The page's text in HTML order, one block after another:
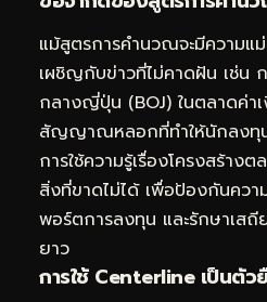
แม้สูตรการคำนวณจะมีความแ
เผชิญกับข่าวที่ไม่คาดฝัน เช่น
กลางญี่ปุ่น (BOJ) ในตลาดค่า
สัญญาณหลอกที่ทำให้นักลงทุ
การใช้ความรู้เรื่องโครงสร้าง
สิ่งที่ขาดไม่ได้ เพื่อป้องกันคว
พอร์ตการลงทุน และรักษาเสถี
ยาว
การใช้ Centerline เป็นตั